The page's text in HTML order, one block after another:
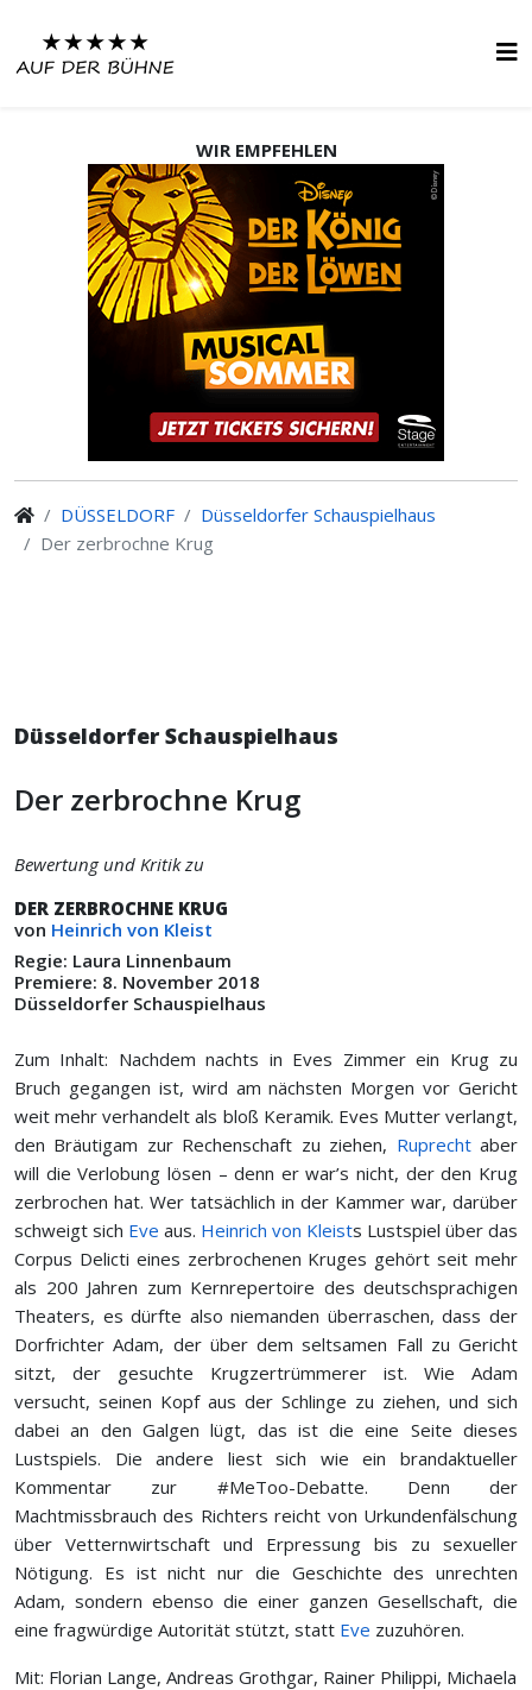
WIR EMPFEHLEN
DÜSSELDORF
Düsseldorfer Schauspielhaus
Der zerbrochne Krug
Düsseldorfer Schauspielhaus
Der zerbrochne Krug
Bewertung und Kritik zu
DER ZERBROCHNE KRUG
von Heinrich von Kleist
Regie: Laura Linnenbaum
Premiere: 8. November 2018
Düsseldorfer Schauspielhaus
Zum Inhalt: Nachdem nachts in Eves Zimmer ein Krug zu
Bruch gegangen ist, wird am nächsten Morgen vor Gericht
weit mehr verhandelt als bloß Keramik. Eves Mutter verlangt,
den Bräutigam zur Rechenschaft zu ziehen, Ruprechtaber
will die Verlobung lösen – denn er war’s nicht, der den Krug
zerbrochen hat. Wer tatsächlich in der Kammer war, darüber
schweigt sich Eve aus. Heinrich von Kleists Lustspiel über das
Corpus Delicti eines zerbrochenen Kruges gehört seit mehr
als 200 Jahren zum Kernrepertoire des deutschsprachigen
Theaters, es dürfte also niemanden überraschen, dass der
Dorfrichter Adam, der über dem seltsamen Fall zu Gericht
sitzt, der gesuchte Krugzertrümmerer ist. Wie Adam
versucht, seinen Kopf aus der Schlinge zu ziehen, und sich
dabei an den Galgen lügt, das ist die eine Seite dieses
Lustspiels. Die andere liest sich wie ein brandaktueller
Kommentar zur #MeToo-Debatte. Denn der
Machtmissbrauch des Richters reicht von Urkundenfälschung
über Vetternwirtschaft und Erpressung bis zu sexueller
Nötigung. Es ist nicht nur die Geschichte des unrechten
Adam, sondern ebenso die einer ganzen Gesellschaft, die
eine fragwürdige Autorität stützt, statt Eve zuzuhören.
Mit: Florian Lange, Andreas Grothgar, Rainer Philippi, Michaela